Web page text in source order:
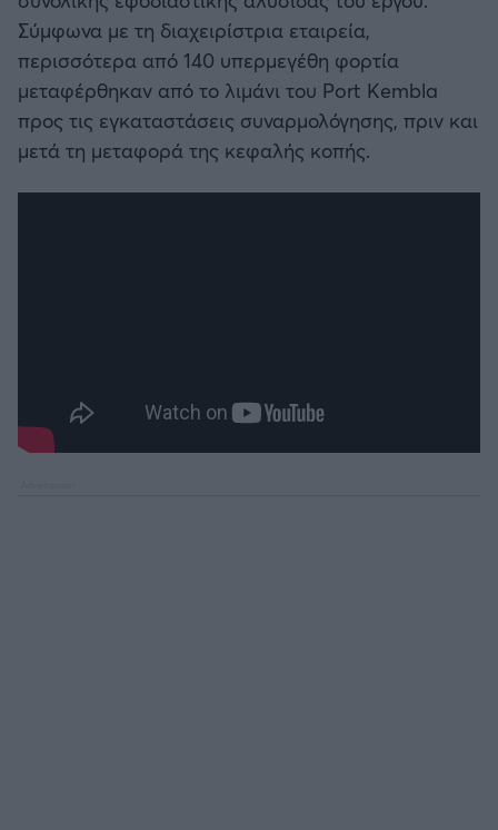
Σύμφωνα με τη διαχειρίστρια εταιρεία,
περισσότερα από 140 υπερμεγέθη φορτία
μεταφέρθηκαν από το λιμάνι του Port Kembla
προς τις εγκαταστάσεις συναρμολόγησης, πριν και
μετά τη μεταφορά της κεφαλής κοπής.